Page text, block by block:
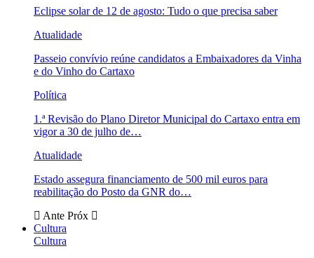
Eclipse solar de 12 de agosto: Tudo o que precisa saber
Atualidade
Passeio convívio reúne candidatos a Embaixadores da Vinha
e do Vinho do Cartaxo
Política
1.ª Revisão do Plano Diretor Municipal do Cartaxo entra em
vigor a 30 de julho de…
Atualidade
Estado assegura financiamento de 500 mil euros para
reabilitação do Posto da GNR do…
Ante Próx
Cultura
Cultura